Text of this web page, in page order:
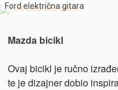
Ford električna gitara
Mazda bicikl
Ovaj bicikl je ručno
te je dizajner dobio